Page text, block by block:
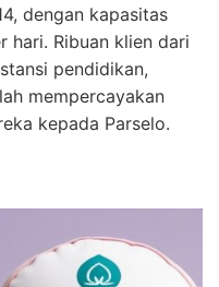
dengan kapasitas
hari. Ribuan klien dari
pendidikan,
mempercayakan
kepada Parselo.